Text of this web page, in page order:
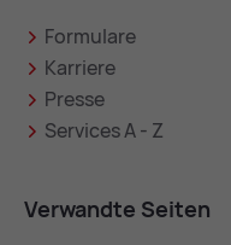
Formulare
Karriere
Presse
Services A - Z
Verwandte Seiten